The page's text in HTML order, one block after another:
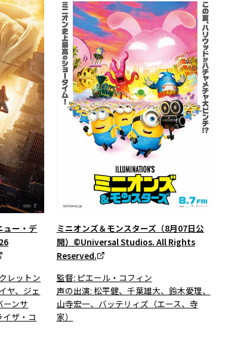
ュー・デ
レットン
ヤ、ジェ
ーンサ
ザ・コ
ミニオンズ＆モンスターズ（8月07日公
開）©Universal Studios. All Rights
Reserved.
監督: ピエール・コフィン
声の出演: 松平健、千葉雄大、鈴木愛理、
山寺宏一、バッテリィズ（エース、寺
家）